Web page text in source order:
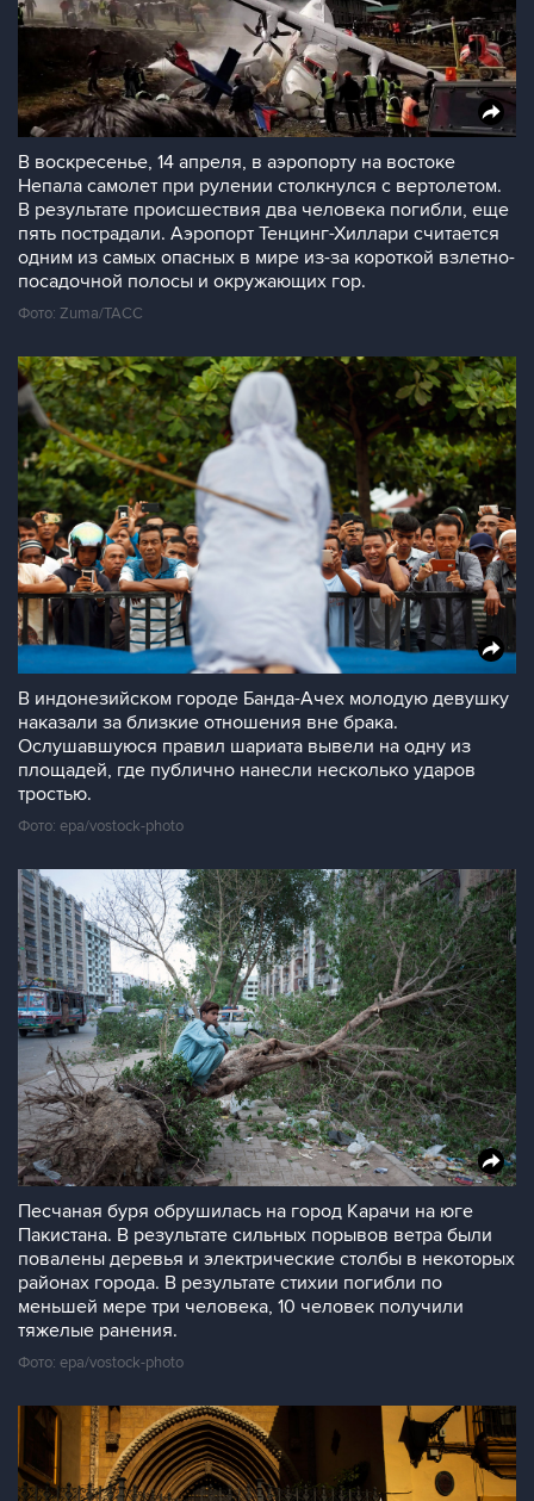
В воскресенье, 14 апреля, в аэропорту на востоке
Непала самолет при рулении столкнулся с вертолетом.
В результате происшествия два человека погибли, еще
пять пострадали. Аэропорт Тенцинг-Хиллари считается
одним из самых опасных в мире из-за короткой взлетно-
посадочной полосы и окружающих гор.
Фото: Zuma/ТАСС
В индонезийском городе Банда-Ачех молодую девушку
наказали за близкие отношения вне брака.
Ослушавшуюся правил шариата вывели на одну из
площадей, где публично нанесли несколько ударов
тростью.
Фото: epa/vostock-photo
Песчаная буря обрушилась на город Карачи на юге
Пакистана. В результате сильных порывов ветра были
повалены деревья и электрические столбы в некоторых
районах города. В результате стихии погибли по
меньшей мере три человека, 10 человек получили
тяжелые ранения.
Фото: epa/vostock-photo